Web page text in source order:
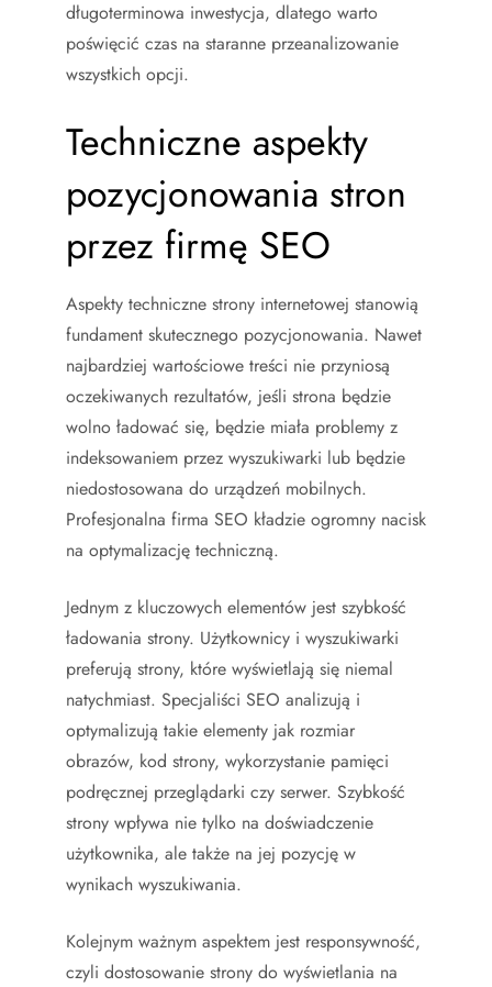
długoterminowa inwestycja, dlatego warto
poświęcić czas na staranne przeanalizowanie
wszystkich opcji.
Techniczne aspekty
pozycjonowania stron
przez firmę SEO
Aspekty techniczne strony internetowej stanowią
fundament skutecznego pozycjonowania. Nawet
najbardziej wartościowe treści nie przyniosą
oczekiwanych rezultatów, jeśli strona będzie
wolno ładować się, będzie miała problemy z
indeksowaniem przez wyszukiwarki lub będzie
niedostosowana do urządzeń mobilnych.
Profesjonalna firma SEO kładzie ogromny nacisk
na optymalizację techniczną.
Jednym z kluczowych elementów jest szybkość
ładowania strony. Użytkownicy i wyszukiwarki
preferują strony, które wyświetlają się niemal
natychmiast. Specjaliści SEO analizują i
optymalizują takie elementy jak rozmiar
obrazów, kod strony, wykorzystanie pamięci
podręcznej przeglądarki czy serwer. Szybkość
strony wpływa nie tylko na doświadczenie
użytkownika, ale także na jej pozycję w
wynikach wyszukiwania.
Kolejnym ważnym aspektem jest responsywność,
czyli dostosowanie strony do wyświetlania na